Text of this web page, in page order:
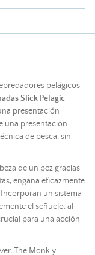
pelágicos
Slick Pelagic
presentación
una presentación
de pesca, sin
de un pez gracias
engaña eficazmente
un sistema
el señuelo, al
para una acción
The Monk y